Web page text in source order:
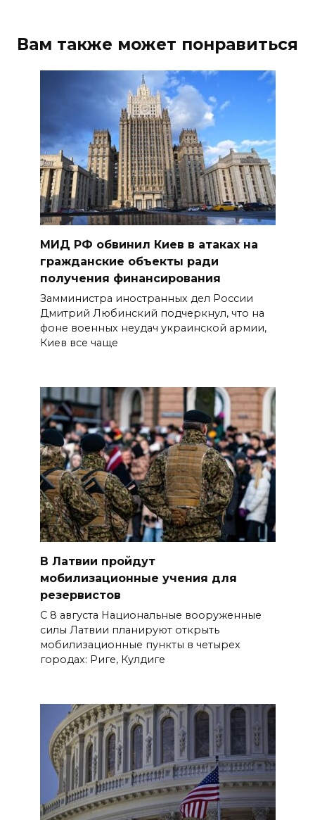
Вам также может понравиться
МИД РФ обвинил Киев в атаках на
гражданские объекты ради
получения финансирования
Замминистра иностранных дел России
Дмитрий Любинский подчеркнул, что на
фоне военных неудач украинской армии,
Киев все чаще
В Латвии пройдут
мобилизационные учения для
резервистов
С 8 августа Национальные вооруженные
силы Латвии планируют открыть
мобилизационные пункты в четырех
городах: Риге, Кулдиге